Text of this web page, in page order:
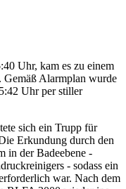
Uhr, kam es zu einem
Gemäß Alarmplan wurde
Uhr per stiller
sich ein Trupp für
Erkundung durch den
in der Badeebene -
- sodass ein
war. Nach dem